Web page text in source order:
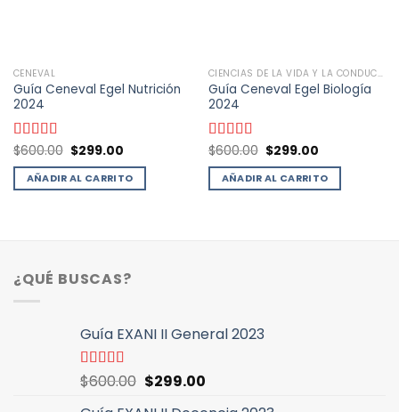
CENEVAL
Guía Ceneval Egel Nutrición
2024
Valorado
con4.92de
$600.00 El
original
era:
$299.00El
actual
es:
AÑADIR AL CARRITO
CIENCIAS DE LA VIDA Y LA CONDUCTA
Guía Ceneval Egel Biología
2024
Valorado
con4.96de
$600.00 El
original
era:
$299.00El
actual
es:
AÑADIR AL CARRITO
¿QUÉ BUSCAS?
Guía EXANI II General 2023
Valorado
con
5
$600.00 El
$299.00El